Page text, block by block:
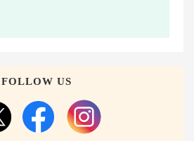
FOLLOW US